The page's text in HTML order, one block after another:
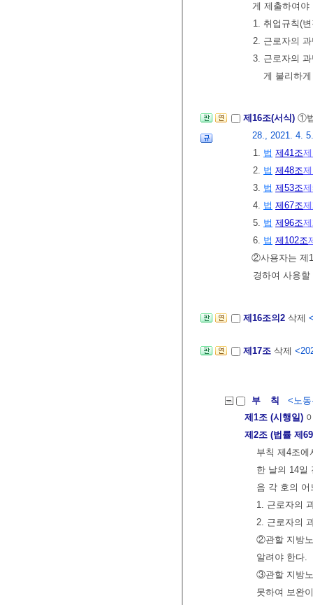
게 제출하여
1. 취업규칙(
2. 근로자의
3. 근로자의
게 불리하
제16조(서식) ①
28., 2021. 4.
1. 법 제41조
2. 법 제48조
3. 법 제53조
4. 법 제67조
5. 법 제96조
6. 법 제102조
②사용자는 제
경하여 사용
제16조의2 삭제
제17조 삭제
부 칙
<노
제1조 (시행일)
제2조 (법률 제
부칙 제4조에
한 날의 14일
음 각 호의
1. 근로자의
2. 근로자의
②관할 지방노
알려야 한다.
③관할 지방노
못하여 보완